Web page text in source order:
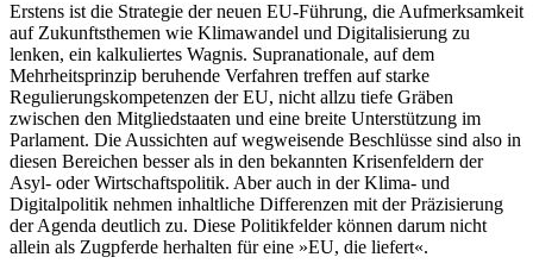
Erstens ist die Strategie der neuen EU-Führung, die Aufmerksamkeit
auf Zukunfts­themen wie Klimawandel und Digitalisie­rung zu
lenken, ein kalkuliertes Wagnis. Supranationale, auf dem
Mehrheitsprinzip beruhende Verfahren treffen auf starke
Regulierungskompetenzen der EU, nicht allzu tiefe Gräben
zwischen den Mitgliedstaaten und eine breite Unterstützung im
Parlament. Die Aussichten auf wegweisende Beschlüsse sind also in
diesen Bereichen besser als in den bekannten Krisenfeldern der
Asyl- oder Wirtschaftspolitik. Aber auch in der Klima- und
Digitalpolitik nehmen in­haltliche Differenzen mit der Präzisierung
der Agenda deutlich zu. Diese Politikfelder können darum nicht
allein als Zugpferde herhalten für eine »EU, die liefert«.